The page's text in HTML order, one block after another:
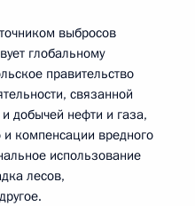
выбросов
глобальному
правительство
связанной
добычей нефти и газа,
компенсации вредного
использование
лесов,